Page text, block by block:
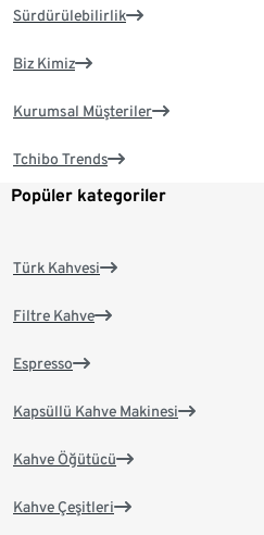
Sürdürülebilirlik
Biz Kimiz
Kurumsal Müşteriler
Tchibo Trends
Popüler kategoriler
Türk Kahvesi
Filtre Kahve
Espresso
Kapsüllü Kahve Makinesi
Kahve Öğütücü
Kahve Çeşitleri